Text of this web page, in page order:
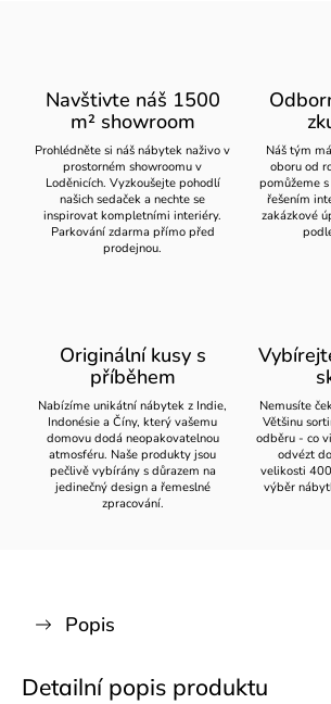
Navštivte náš 1500
m² showroom
Prohlédněte si náš nábytek naživo v
prostorném showroomu v
Loděnicích. Vyzkoušejte pohodlí
našich sedaček a nechte se
inspirovat kompletními interiéry.
Parkování zdarma přímo před
prodejnou.
Náš tým
oboru od
pomůžeme
řešením
zakázkové
Originální kusy s
příběhem
Nabízíme unikátní nábytek z Indie,
Indonésie a Číny, který vašemu
domovu dodá neopakovatelnou
atmosféru. Naše produkty jsou
pečlivě vybírány s důrazem na
jedinečný design a řemeslné
zpracování.
Nemusíte
Většinu
odběru - co
odvézt
velikosti
výběr
Popis
Detailní popis produktu